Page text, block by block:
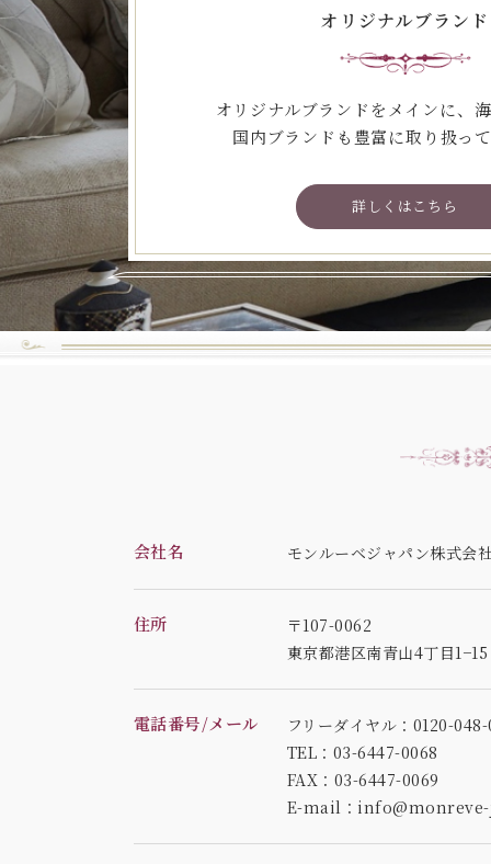
オリジナルブランド
オリジナルブランドをメインに、海
国内ブランドも豊富に取り扱って
詳しくはこちら
会社名 モンルーベジャパン株式会
住所
〒107-0062
東京都港区南青山4丁目1−15
電話番号/メール
フリーダイヤル：0120-048-
TEL：03-6447-0068
FAX：03-6447-0069
E-mail：